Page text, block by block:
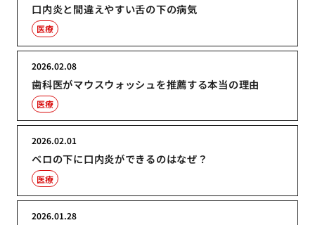
口内炎と間違えやすい舌の下の病気
医療
歯科医がマウスウォッシュを推薦する本当の理由
2026.02.08
医療
ベロの下に口内炎ができるのはなぜ？
2026.02.01
医療
2026.01.28